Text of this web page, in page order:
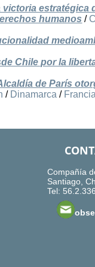
estratégica
humanos /
Chile por la
de París
/ Dinamarca / Francia
Compañía
Santiago,
Tel: